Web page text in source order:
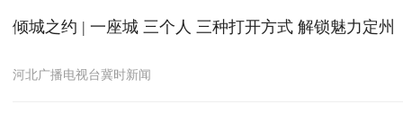
倾城之约 | 一座城 三个人 三种打开方式 解锁魅力定州
河北广播电视台冀时新闻